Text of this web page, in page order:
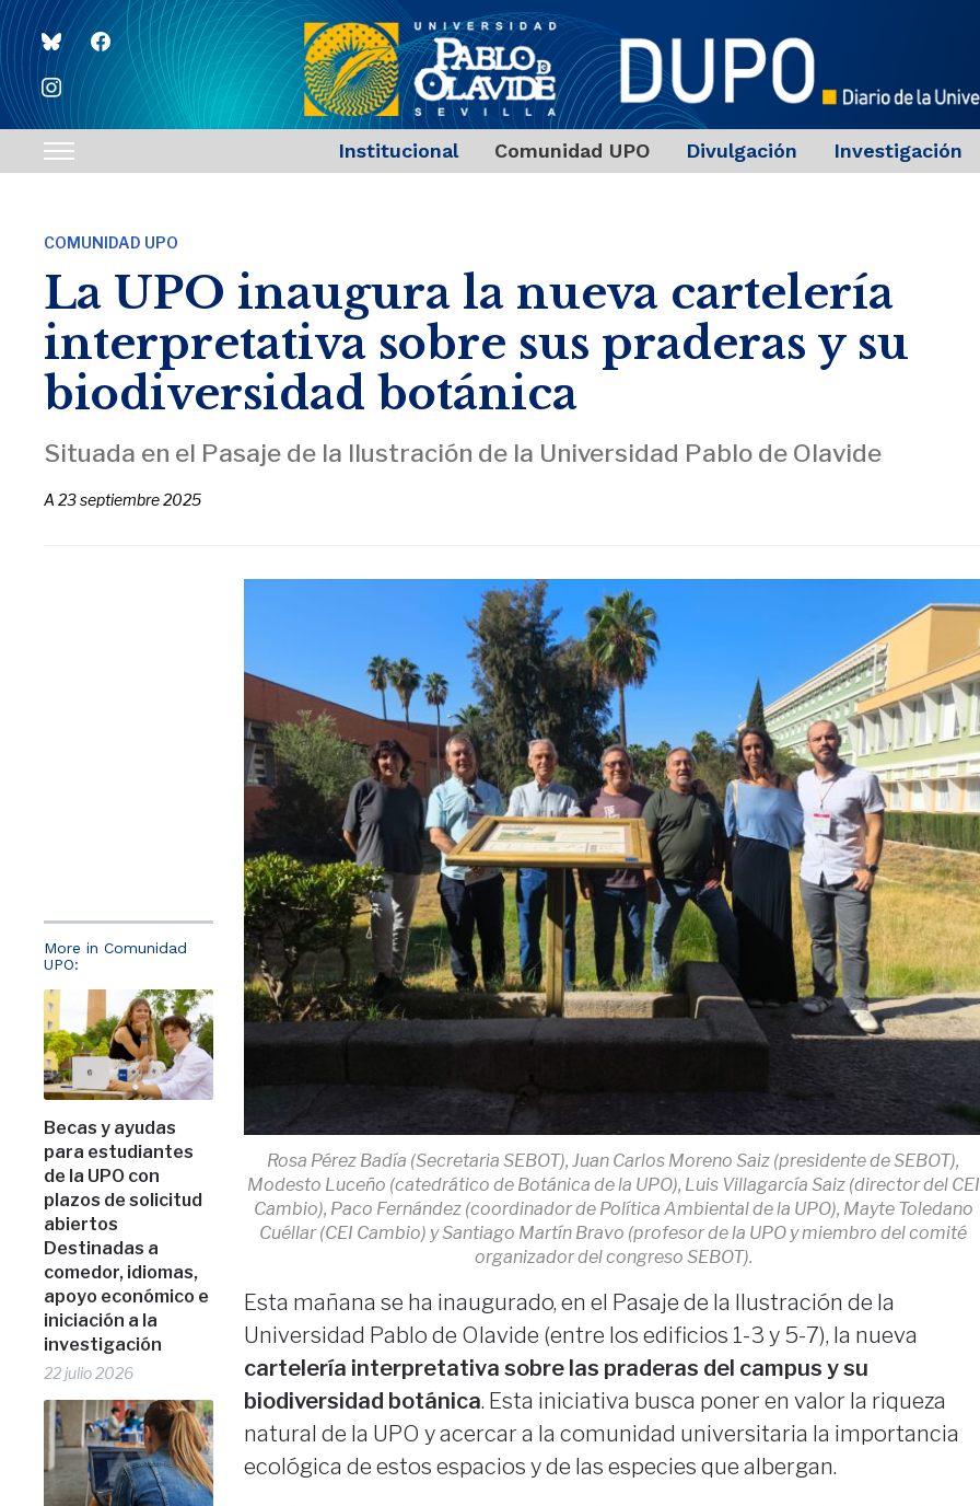
blueskyfacebook
instagram
Toggle
navigation
Institucional Comunidad UPO Divulgación Investigación
COMUNIDAD UPO
La UPO inaugura la nueva cartelería
interpretativa sobre sus praderas y su
biodiversidad botánica
Situada en el Pasaje de la Ilustración de la Universidad Pablo de Olavide
A23 septiembre 2025
More in Comunidad
UPO:
Becas y ayudas
para estudiantes
de la UPO con
plazos de solicitud
abiertos
Destinadas a
comedor, idiomas,
apoyo económico e
iniciación a la
investigación
22 julio 2026
Rosa Pérez Badía (Secretaria SEBOT), Juan Carlos Moreno Saiz (presidente de SEBOT),
Modesto Luceño (catedrático de Botánica de la UPO), Luis Villagarcía Saiz (director del CEI
Cambio), Paco Fernández (coordinador de Política Ambiental de la UPO), Mayte Toledano
Cuéllar (CEI Cambio) y Santiago Martín Bravo (profesor de la UPO y miembro del comité
organizador del congreso SEBOT).
Esta mañana se ha inaugurado, en el Pasaje de la Ilustración de la
Universidad Pablo de Olavide (entre los edificios 1-3 y 5-7), la nueva
cartelería interpretativa sobre las praderas del campus y su
biodiversidad botánica. Esta iniciativa busca poner en valor la riqueza
natural de la UPO y acercar a la comunidad universitaria la importancia
ecológica de estos espacios y de las especies que albergan.